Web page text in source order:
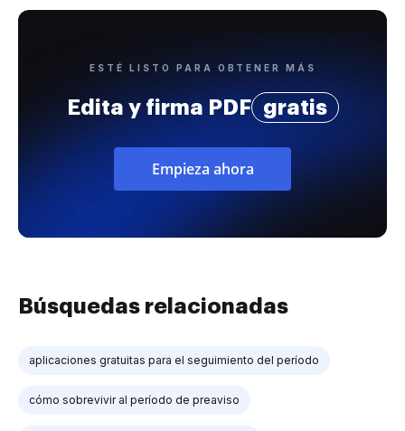
ESTÉ LISTO PARA OBTENER MÁS
Edita y firma PDF gratis
Empieza ahora
Búsquedas relacionadas
aplicaciones gratuitas para el seguimiento del período
cómo sobrevivir al período de preaviso